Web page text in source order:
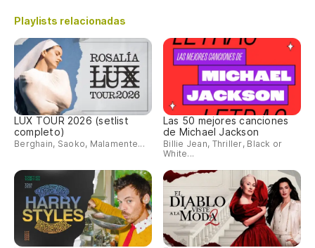
Playlists relacionadas
LUX TOUR 2026 (setlist
completo)
Berghain, Saoko, Malamente...
Las 50 mejores canciones
de Michael Jackson
Billie Jean, Thriller, Black or
White...